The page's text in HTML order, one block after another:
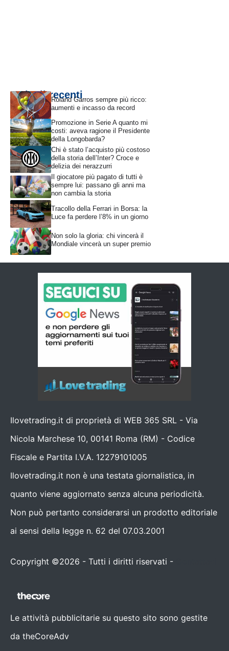
Articoli recentiRoland Garros sempre più ricco:
aumenti e incasso da record
Promozione in Serie A quanto mi
costi: aveva ragione il Presidente
della Longobarda?
Chi è stato l’acquisto più costoso
della storia dell’Inter? Croce e
delizia dei nerazzurri
Il giocatore più pagato di tutti è
sempre lui: passano gli anni ma
non cambia la storia
Tracollo della Ferrari in Borsa: la
Luce fa perdere l’8% in un giorno
Non solo la gloria: chi vincerà il
Mondiale vincerà un super premio
Ilovetrading.it di proprietà di WEB 365 SRL - Via
Nicola Marchese 10, 00141 Roma (RM) - Codice
Fiscale e Partita I.V.A. 12279101005
Ilovetrading.it non è una testata giornalistica, in
quanto viene aggiornato senza alcuna periodicità.
Non può pertanto considerarsi un prodotto editoriale
ai sensi della legge n. 62 del 07.03.2001
Copyright ©2026 - Tutti i diritti riservati -
Le attività pubblicitarie su questo sito sono gestite
da theCoreAdv